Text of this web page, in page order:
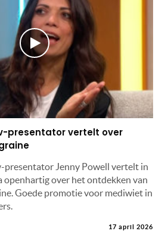
presentator vertelt over
presentator Jenny Powell vertelt in
openhartig over het ontdekken van
Goede promotie voor mediwiet in
17 april 2026